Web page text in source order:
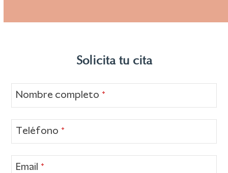
slide
Solicita tu cita
Nombre completo *
Teléfono *
Email *